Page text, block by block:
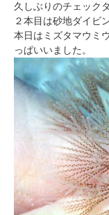
久しぶりのチェック
２本目は砂地ダイビン
本日はミズタマウミ
っぱいいました。